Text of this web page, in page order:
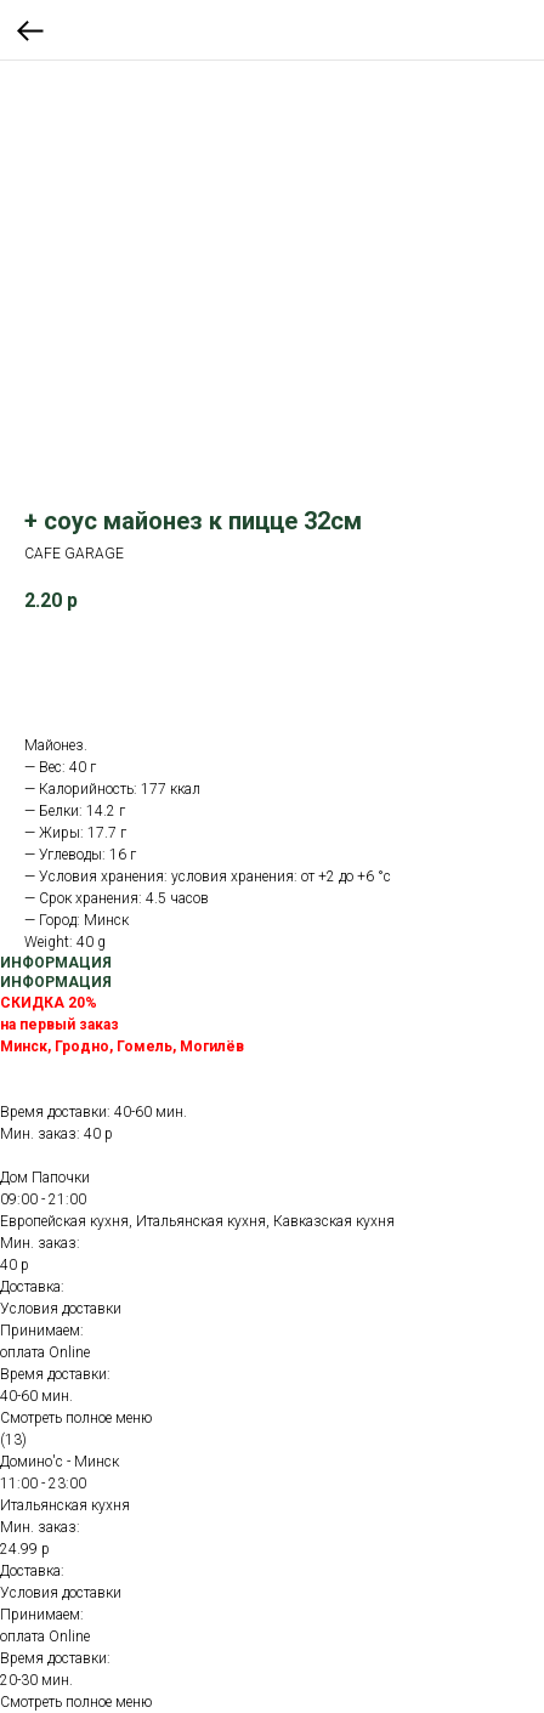
+ соус майонез к пицце 32см
CAFE GARAGE
2.20 р
Майонез.
— Вес: 40 г
— Калорийность: 177 ккал
— Белки: 14.2 г
— Жиры: 17.7 г
— Углеводы: 16 г
— Условия хранения: условия хранения: от +2 до +6 °с
— Срок хранения: 4.5 часов
— Город: Минск
Weight: 40 g
ИНФОРМАЦИЯ
ИНФОРМАЦИЯ
СКИДКА 20%
на первый заказ
Минск, Гродно, Гомель, Могилёв
Время доставки: 40-60 мин.
Мин. заказ: 40 р
Дом Папочки
09:00 - 21:00
Европейская кухня, Итальянская кухня, Кавказская кухня
Мин. заказ:
40 р
Доставка:
Условия доставки
Принимаем:
оплата Online
Время доставки:
40-60 мин.
Смотреть полное меню
(13)
Домино'с - Минск
11:00 - 23:00
Итальянская кухня
Мин. заказ:
24.99 р
Доставка:
Условия доставки
Принимаем:
оплата Online
Время доставки:
20-30 мин.
Смотреть полное меню